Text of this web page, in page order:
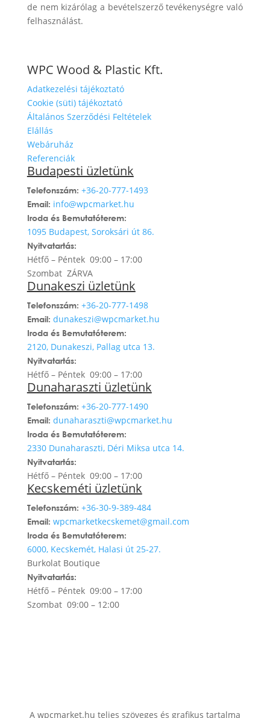
de nem kizárólag a bevételszerző tevékenységre való
felhasználást.
WPC Wood & Plastic Kft.
Adatkezelési tájékoztató
Cookie (süti) tájékoztató
Általános Szerződési Feltételek
Elállás
Webáruház
Referenciák
Budapesti üzletünk
Telefonszám: +36-20-777-1493
Email: info@wpcmarket.hu
Iroda és Bemutatóterem:
1095 Budapest, Soroksári út 86.
Nyitvatartás:
Hétfő – Péntek 09:00 – 17:00
Szombat ZÁRVA
Dunakeszi üzletünk
Telefonszám: +36-20-777-1498
Email: dunakeszi@wpcmarket.hu
Iroda és Bemutatóterem:
2120, Dunakeszi, Pallag utca 13.
Nyitvatartás:
Hétfő – Péntek 09:00 – 17:00
Dunaharaszti üzletünk
Telefonszám: +36-20-777-1490
Email: dunaharaszti@wpcmarket.hu
Iroda és Bemutatóterem:
2330 Dunaharaszti, Déri Miksa utca 14.
Nyitvatartás:
Hétfő – Péntek 09:00 – 17:00
Kecskeméti üzletünk
Telefonszám: +36-30-9-389-484
Email: wpcmarketkecskemet@gmail.com
Iroda és Bemutatóterem:
6000, Kecskemét, Halasi út 25-27.
Burkolat Boutique
Nyitvatartás:
Hétfő – Péntek 09:00 – 17:00
Szombat 09:00 – 12:00
A wpcmarket.hu teljes szöveges és grafikus tartalma